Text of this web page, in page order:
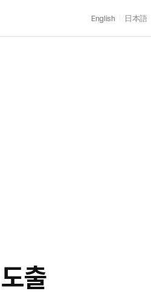
English 日本語
출